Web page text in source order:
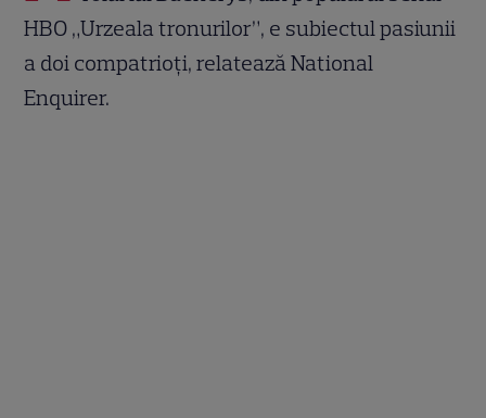
HBO „Urzeala tronurilor”, e subiectul pasiunii
a doi compatrioţi, relatează National
Enquirer.